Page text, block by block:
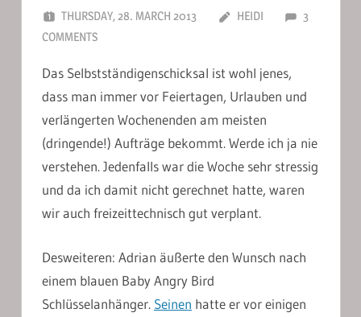
THURSDAY, 28. MARCH 2013 HEIDI
3
COMMENTS
Das Selbstständigenschicksal ist wohl jenes,
dass man immer vor Feiertagen, Urlauben und
verlängerten Wochenenden am meisten
(dringende!) Aufträge bekommt. Werde ich ja nie
verstehen. Jedenfalls war die Woche sehr stressig
und da ich damit nicht gerechnet hatte, waren
wir auch freizeittechnisch gut verplant.
Desweiteren: Adrian äußerte den Wunsch nach
einem blauen Baby Angry Bird
Schlüsselanhänger. Seinen hatte er vor einigen